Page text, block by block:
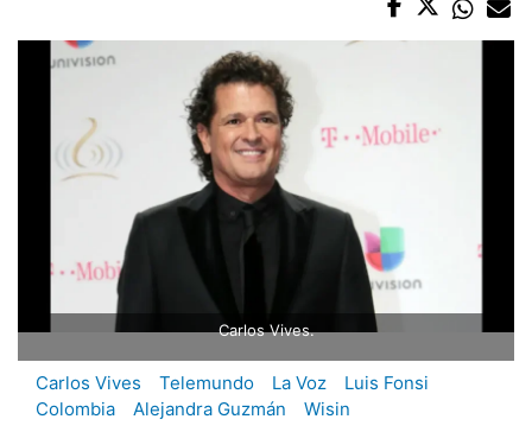
Carlos Vives.
Carlos Vives Telemundo La Voz
Luis Fonsi
Colombia
Alejandra Guzmán Wisin